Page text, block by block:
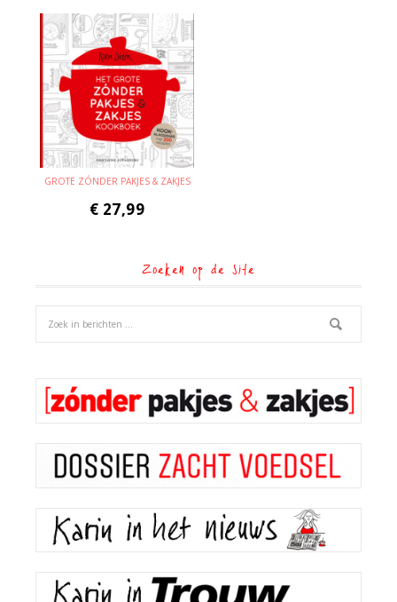
GROTE ZÓNDER PAKJES & ZAKJES
€ 27,99
Zoeken op de site